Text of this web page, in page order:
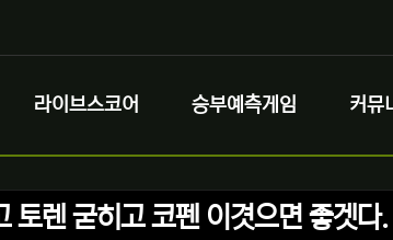
라이브스코어 승부예측게임 커뮤
토렌 굳히고 코펜 이겻으면 좋겟다.